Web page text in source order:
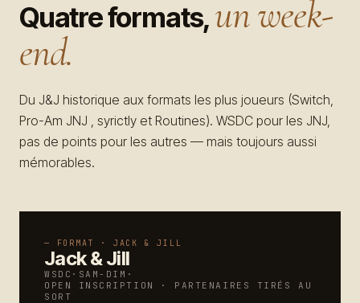
12 Soirées
13 Planning
Participer
Lieu
Code de conduite
Contact
Quatre formats,un week-
end.
Du J&J historique aux formats les plus joueurs (Switch,
Pro-Am JNJ , syrictly et Routines). WSDC pour les JNJ,
pas de points pour les autres — mais toujours aussi
mémorables.
— FORMAT · JACK & JILL
Jack & Jill
WSDC · SAM-DIM ·
OPEN INSCRIPTION · PARTENAIRES TIRÉS AU
SORT